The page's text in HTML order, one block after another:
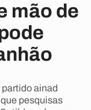
mão de
ainad
pesquisas